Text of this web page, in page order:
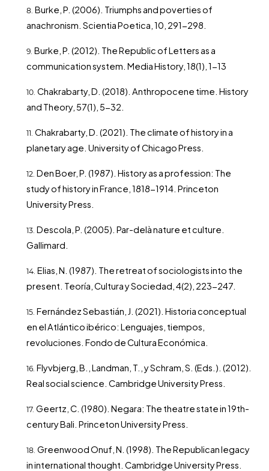
Burke, P. (2006). Triumphs and poverties of
anachronism. Scientia Poetica, 10, 291-298.
Burke, P. (2012). The Republic of Letters as a
communication system. Media History, 18(1), 1-13
Chakrabarty, D. (2018). Anthropocene time. History
and Theory, 57(1), 5-32.
Chakrabarty, D. (2021). The climate of history in a
planetary age. University of Chicago Press.
Den Boer, P. (1987). History as a profession: The
study of history in France, 1818-1914. Princeton
University Press.
Descola, P. (2005). Par-delà nature et culture.
Gallimard.
Elias, N. (1987). The retreat of sociologists into the
present. Teoría, Cultura y Sociedad, 4(2), 223-247.
Fernández Sebastián, J. (2021). Historia conceptual
en el Atlántico ibérico: Lenguajes, tiempos,
revoluciones. Fondo de Cultura Económica.
Flyvbjerg, B., Landman, T., y Schram, S. (Eds.). (2012).
Real social science. Cambridge University Press.
Geertz, C. (1980). Negara: The theatre state in 19th-
century Bali. Princeton University Press.
Greenwood Onuf, N. (1998). The Republican legacy
in international thought. Cambridge University Press.